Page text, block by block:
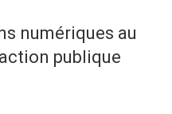
numériques au
publique